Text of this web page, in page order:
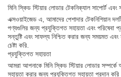
মিনি স্কিড স্টিয়ার লোডার টেকনিক্যাল সাপোর্ট এবং
এক্সওয়াইজেড এ, আমাদের পেশাদার টেকনিশিয়ান
পণ্যগুলির জন্য প্রযুক্তিগত সহায়তা এবং
সন্তুষ্টি এবং সাফল্য নিশ্চিত করার জন্য সময়মত
চেষ্টা করি.
প্রযুক্তিগত সহায়তা
আমরা আপনাকে মিনি স্কিড স্টিয়ার লোডার
সহায়তা করার জন্য প্রযুক্তিগত সহায়তা প্রদান